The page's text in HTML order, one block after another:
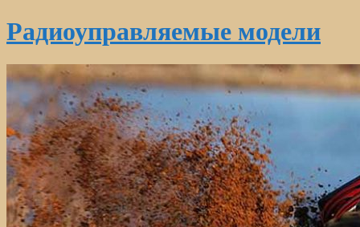
Радиоуправляемые модели